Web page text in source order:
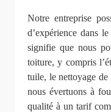
Notre entreprise
d’expérience dans
signifie que nous
toiture, y compris
tuile, le nettoyage
nous évertuons à
qualité à un tarif